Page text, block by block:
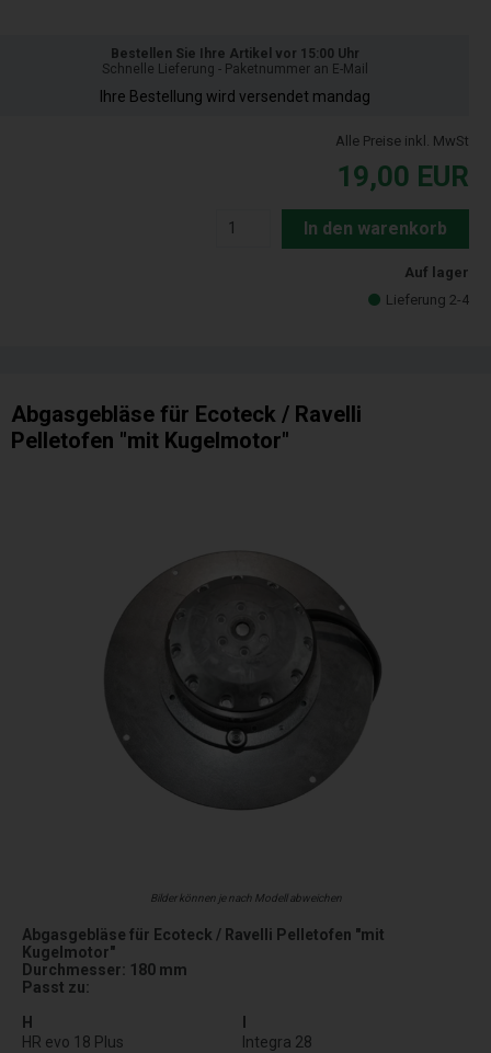
Bestellen Sie Ihre Artikel vor 15:00 Uhr
Schnelle Lieferung - Paketnummer an E-Mail
Ihre Bestellung wird versendet mandag
Alle Preise inkl. MwSt
19,00 EUR
In den warenkorb
Auf lager
Lieferung 2-4
Abgasgebläse für Ecoteck / Ravelli
Pelletofen "mit Kugelmotor"
Bilder können je nach Modell abweichen
Abgasgebläse für Ecoteck / Ravelli Pelletofen "mit
Kugelmotor"
Durchmesser: 180 mm
Passt zu:
H
HR evo 18 Plus
Integra 28